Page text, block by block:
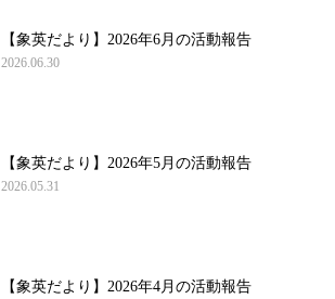
【象英だより】2026年6月の活動報告
2026.06.30
【象英だより】2026年5月の活動報告
2026.05.31
【象英だより】2026年4月の活動報告